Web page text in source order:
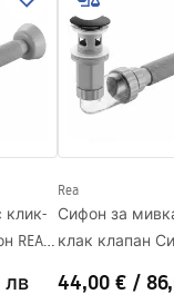
mm
160
mm
mm
НЕ
клик-
REA
лв
Rea
Сифон за
клак клапан
44,00 € /